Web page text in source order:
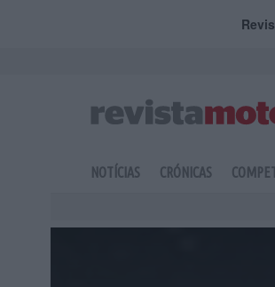
NOTÍCIAS CRÓNICAS